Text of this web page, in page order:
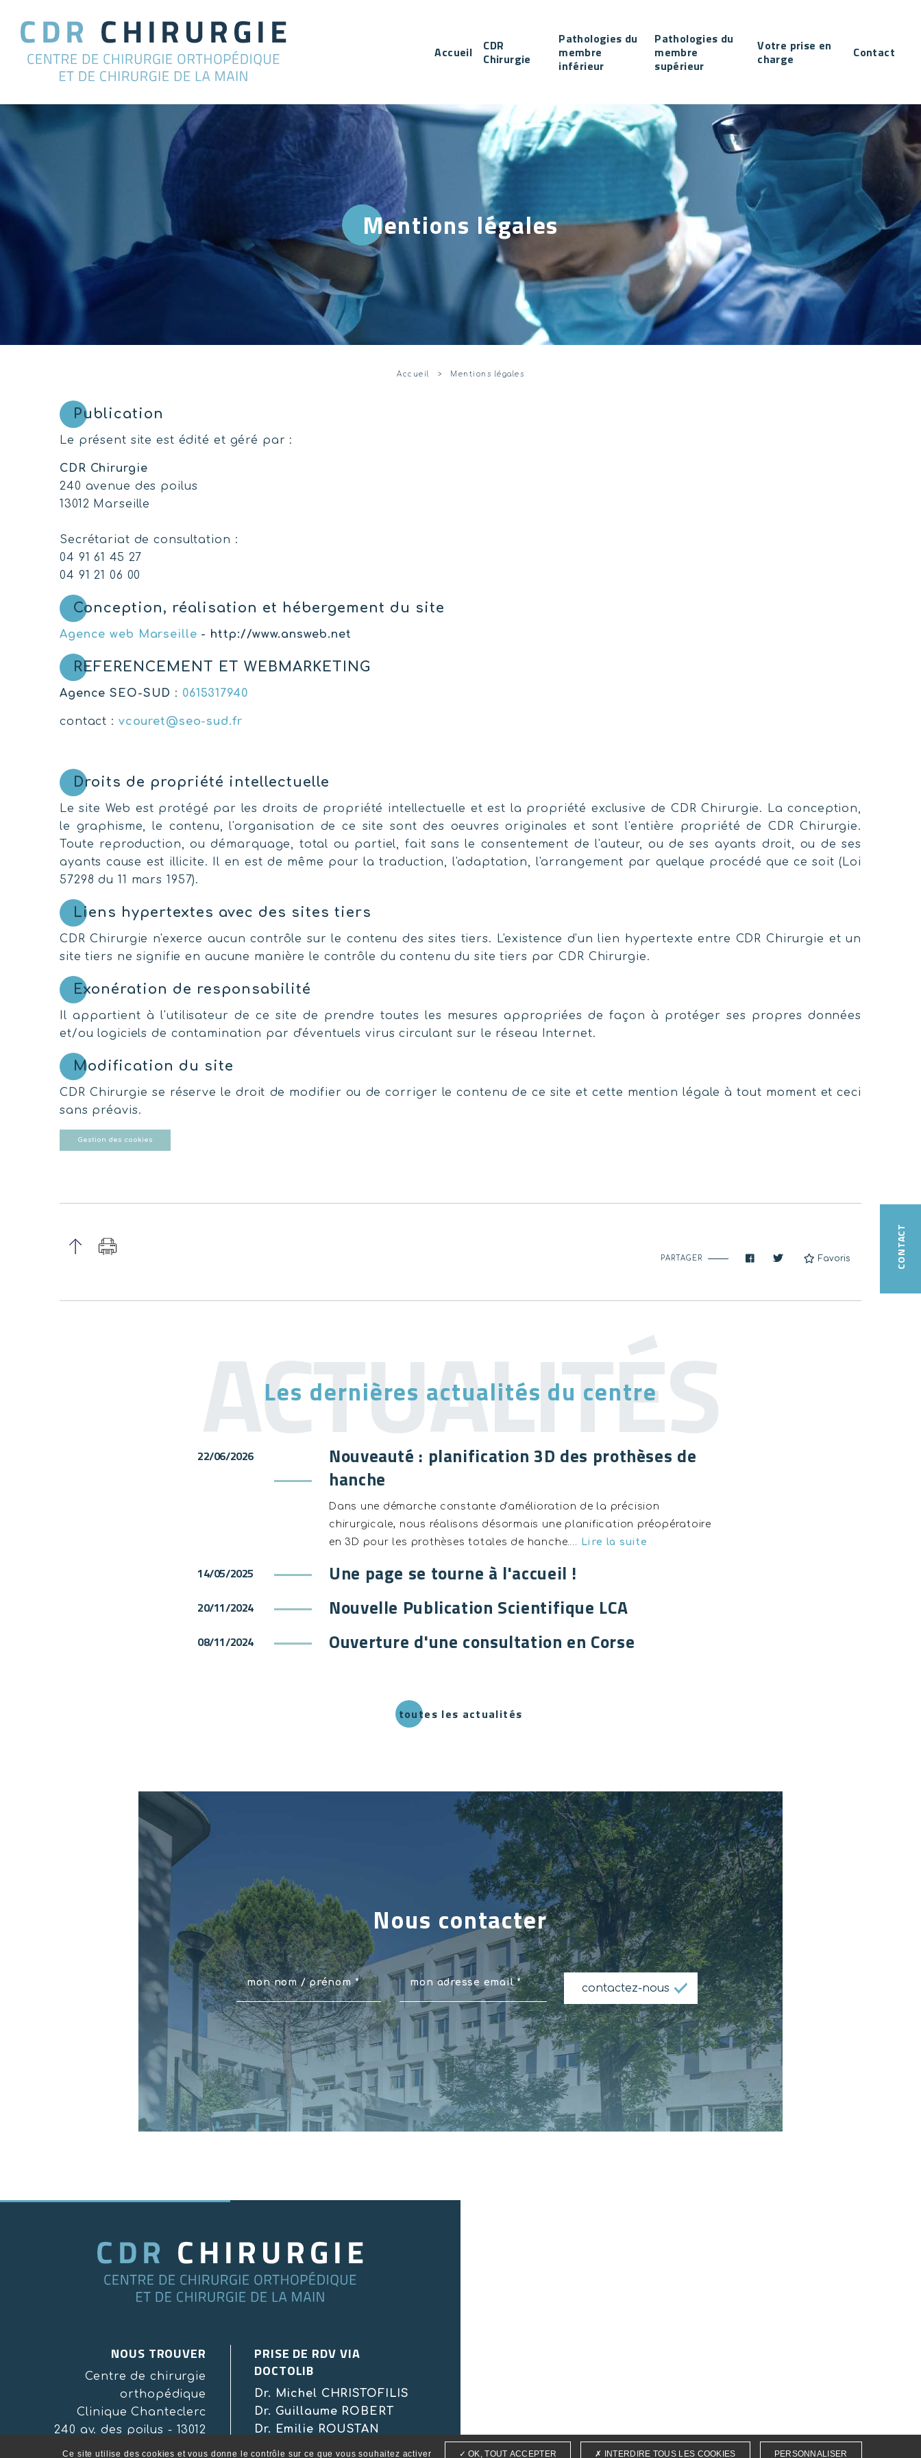
CONTACT
Accueil
CDR
Chirurgie
Pathologies du
membre
inférieur
Pathologies du
membre
supérieur
Votre prise en
charge
Contact
Mentions légales
Accueil Mentions légales
Publication
Le présent site est édité et géré par :
CDR Chirurgie
240 avenue des poilus
13012 Marseille
Secrétariat de consultation :
04 91 61 45 27
04 91 21 06 00
Conception, réalisation et hébergement du site
Agence web Marseille - http://www.answeb.net
REFERENCEMENT ET WEBMARKETING
Agence SEO-SUD : 0615317940
contact : vcouret@seo-sud.fr
Droits de propriété intellectuelle
Le site Web est protégé par les droits de propriété intellectuelle et est la propriété exclusive de CDR Chirurgie. La conception,
le graphisme, le contenu, l'organisation de ce site sont des oeuvres originales et sont l'entière propriété de CDR Chirurgie.
Toute reproduction, ou démarquage, total ou partiel, fait sans le consentement de l'auteur, ou de ses ayants droit, ou de ses
ayants cause est illicite. Il en est de même pour la traduction, l'adaptation, l'arrangement par quelque procédé que ce soit (Loi
57298 du 11 mars 1957).
Liens hypertextes avec des sites tiers
CDR Chirurgie n'exerce aucun contrôle sur le contenu des sites tiers. L'existence d'un lien hypertexte entre CDR Chirurgie et un
site tiers ne signifie en aucune manière le contrôle du contenu du site tiers par CDR Chirurgie.
Exonération de responsabilité
Il appartient à l'utilisateur de ce site de prendre toutes les mesures appropriées de façon à protéger ses propres données
et/ou logiciels de contamination par d'éventuels virus circulant sur le réseau Internet.
Modification du site
CDR Chirurgie se réserve le droit de modifier ou de corriger le contenu de ce site et cette mention légale à tout moment et ceci
sans préavis.
Gestion des cookies
PARTAGER Favoris
Les dernières actualités du centre
22/06/2026
Nouveauté : planification 3D des prothèses de
hanche
Dans une démarche constante d'amélioration de la précision
chirurgicale, nous réalisons désormais une planification préopératoire
en 3D pour les prothèses totales de hanche.…
Lire la suite
14/05/2025 Une page se tourne à l'accueil !
20/11/2024 Nouvelle Publication Scientifique LCA
08/11/2024 Ouverture d'une consultation en Corse
toutes les actualités
Nous contacter
NOUS TROUVER
Centre de chirurgie
orthopédique
Clinique Chanteclerc
240 av. des poilus - 13012
Marseille
PRISE DE RDV VIA
DOCTOLIB
Dr. Michel CHRISTOFILIS
Dr. Guillaume ROBERT
Dr. Emilie ROUSTAN
Dr. Kepa IGLESIAS
Ce site utilise des cookies et vous donne le contrôle sur ce que vous souhaitez activer OK, TOUT ACCEPTER INTERDIRE TOUS LES COOKIES PERSONNALISER